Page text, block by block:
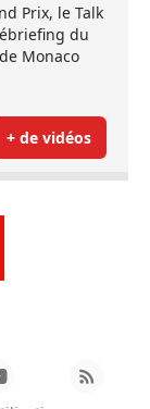
Prix, le Talk
du
Monaco
+ de vidéos